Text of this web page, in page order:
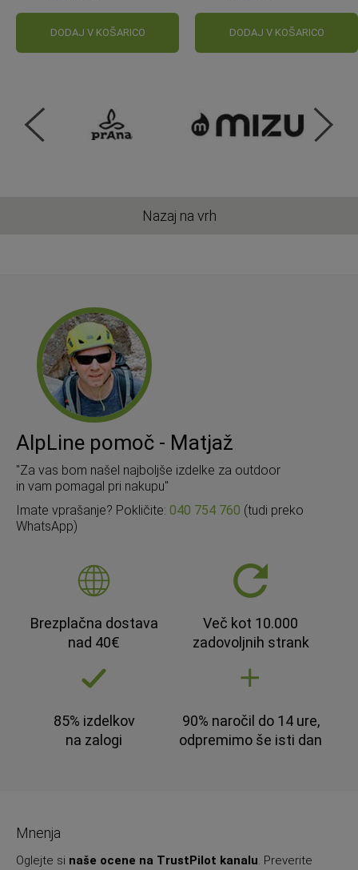
DODAJ V KOŠARICO DODAJ V KOŠARICO
Nazaj na vrh
AlpLine pomoč - Matjaž
"Za vas bom našel najboljše izdelke za outdoor
in vam pomagal pri nakupu"
Imate vprašanje? Pokličite: 040 754 760 (tudi preko
WhatsApp)
Brezplačna dostava
nad 40€
Več kot 10.000
zadovoljnih strank
85% izdelkov
na zalogi
90% naročil do 14 ure,
odpremimo še isti dan
Mnenja
Oglejte si naše ocene na TrustPilot kanalu. Preverite